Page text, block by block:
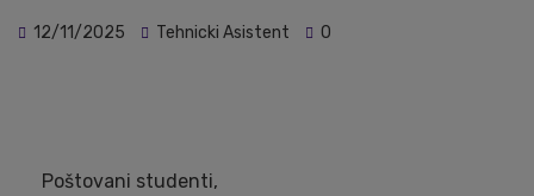
12/11/2025 Tehnicki Asistent 0
Poštovani studenti,